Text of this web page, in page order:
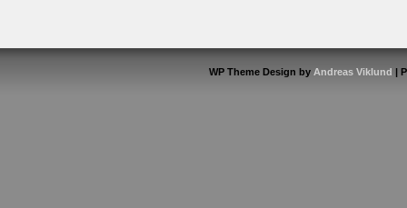
WP Theme Design by Andreas Viklund |